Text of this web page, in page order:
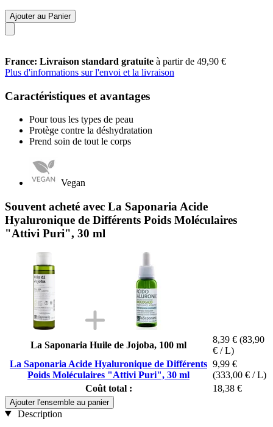
Ajouter au Panier
France: Livraison standard gratuite à partir de 49,90 €
Plus d'informations sur l'envoi et la livraison
Caractéristiques et avantages
Pour tous les types de peau
Protège contre la déshydratation
Prend soin de tout le corps
Vegan
Souvent acheté avec La Saponaria Acide
Hyaluronique de Différents Poids Moléculaires
"Attivi Puri", 30 ml
La Saponaria Huile de Jojoba, 100 ml
8,39 € (83,90
€ / L)
La Saponaria Acide Hyaluronique de Différents
Poids Moléculaires "Attivi Puri", 30 ml
9,99 €
(333,00 € / L)
Coût total :
18,38 €
Ajouter l'ensemble au panier
Description